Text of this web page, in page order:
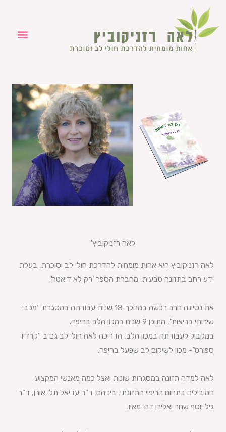
לאה רזניקוביץ'
לאה רזניקוביץ היא אחות מומחית להדרכת חולי לב וסוכרת, בעלת
ידע רחב בתזונה טבעית, מחברת הספר 'רק לא דיאטה'.
את נסיונה הרב רכשה במהלך 18 שנות עבודתה במסגרת “מכבי
שירותי בריאות”, מתוכן 9 שנים במכון הלב בחיפה.
במקביל לעבודתה במכון הלב, הדריכה לאה חולי לב גם ב “קרדיו
ספורט”- מכון לשיקום לב שפעל בחיפה.
לאה למדה תזונה במסגרות שונות ואצל כמה מאנשי המקצוע
המובילים בתחום הריפוי התזונתי, ביניהם: ד”ר עדיאל תל-אורן, ד”ר
גיל יוסף שחר ואלירן דה-מאיו.